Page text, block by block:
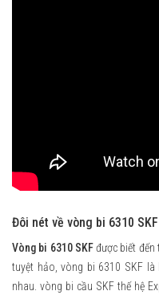
Đôi nét về vòng bi 6310
Vòng bi 6310 SKFđược biết đến
tuyệt hảo, vòng bi 6310 SKF
nhau. vòng bi cầu SKF thế hệ